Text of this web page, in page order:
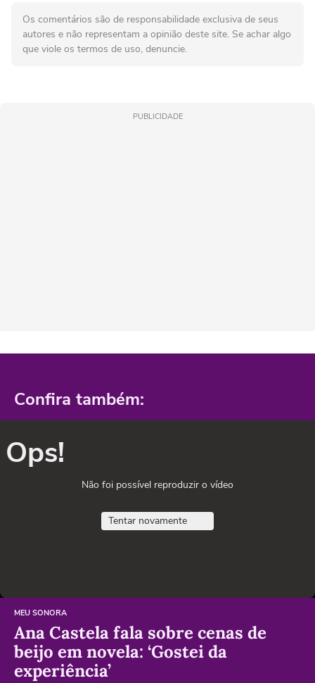
Os comentários são de responsabilidade exclusiva de seus
autores e não representam a opinião deste site. Se achar algo
que viole os termos de uso, denuncie.
PUBLICIDADE
Confira também:
Ops!
Não foi possível reproduzir o vídeo
Tentar novamente
MEU SONORA
Ana Castela fala sobre cenas de
beijo em novela: ‘Gostei da
experiência’